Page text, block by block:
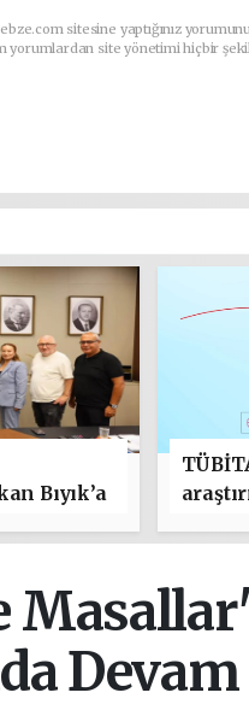
sitesine yaptığınız
yorumlardan site yönetimi hiçbir
Bıyık’a